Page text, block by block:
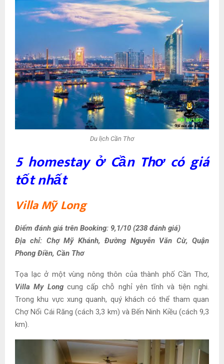
Du lịch Cần Thơ
5 homestay ở Cần Thơ có giá
tốt nhất
Villa Mỹ Long
Điểm đánh giá trên Booking: 9,1/10 (238 đánh giá)
Địa chỉ: Chợ Mỹ Khánh, Đường Nguyễn Văn Cừ, Quận
Phong Điền, Cần Thơ
Tọa lạc ở một vùng nông thôn của thành phố Cần Thơ,
Villa My Longcung cấp chỗ nghỉ yên tĩnh và tiện nghi.
Trong khu vực xung quanh, quý khách có thể tham quan
Chợ Nổi Cái Răng (cách 3,3 km) và Bến Ninh Kiều (cách 9,3
km).